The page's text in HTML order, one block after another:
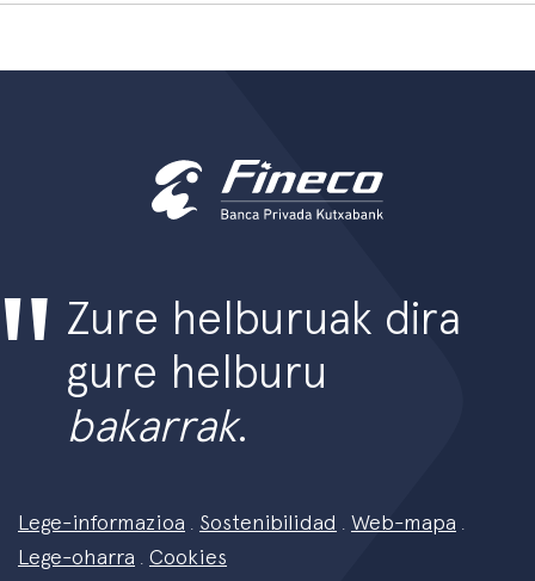
Zure helburuak dira
gure helburu
bakarrak.
Lege-informazioa Sostenibilidad Web-mapa
Lege-oharra Cookies